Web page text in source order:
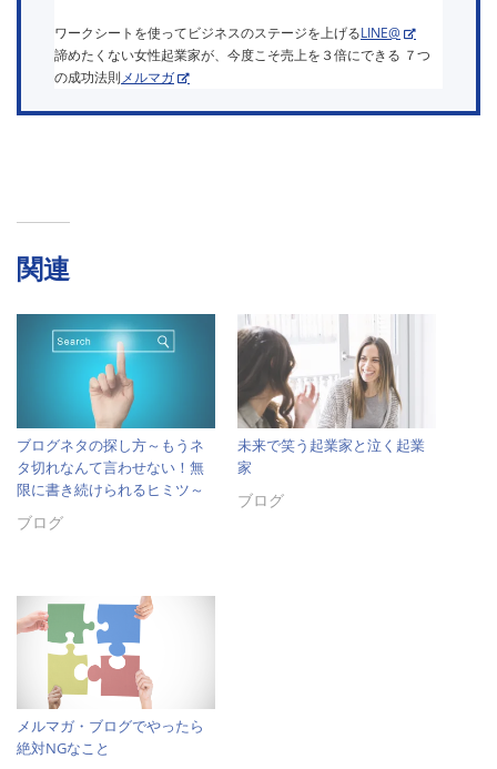
ワークシートを使ってビジネスのステージを上げるLINE@
諦めたくない女性起業家が、今度こそ売上を３倍にできる ７つ
の成功法則メルマガ
関連
ブログネタの探し方～もうネ
タ切れなんて言わせない！無
限に書き続けられるヒミツ～
ブログ
未来で笑う起業家と泣く起業
家
ブログ
メルマガ・ブログでやったら
絶対NGなこと